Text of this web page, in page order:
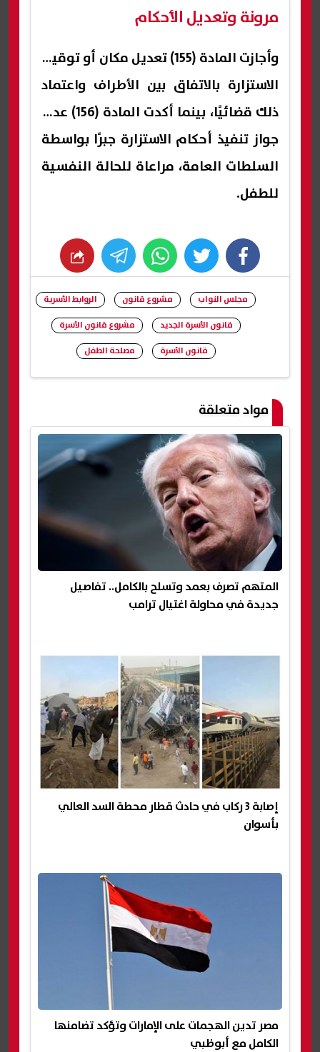
مرونة وتعديل الأحكام
وأجازت المادة (155) تعديل مكان أو توقيت
الاستزارة بالاتفاق بين الأطراف واعتماد
ذلك قضائيًا، بينما أكدت المادة (156) عدم
جواز تنفيذ أحكام الاستزارة جبرًا بواسطة
السلطات العامة، مراعاة للحالة النفسية
للطفل.
facebook
twitter
whats
مجلس النواب مشروع قانون
الروابط الأسرية
قانون الأسرة الجديد
مشروع قانون الأسرة
قانون الأسرة
مصلحة الطفل
مواد متعلقة
المتهم تصرف بعمد وتسلح بالكامل.. تفاصيل
جديدة في محاولة اغتيال ترامب
إصابة 3 ركاب في حادث قطار محطة السد العالي
بأسوان
مصر تدين الهجمات على الإمارات وتؤكد تضامنها
الكامل مع أبوظبي